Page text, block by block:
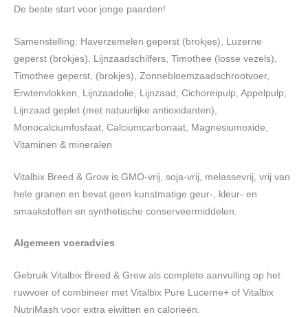
De beste start voor jonge paarden!
Samenstelling: Haverzemelen geperst (brokjes), Luzerne
geperst (brokjes), Lijnzaadschilfers, Timothee (losse vezels),
Timothee geperst, (brokjes), Zonnebloemzaadschrootvoer,
Erwtenvlokken, Lijnzaadolie, Lijnzaad, Cichoreipulp, Appelpulp,
Lijnzaad geplet (met natuurlijke antioxidanten),
Monocalciumfosfaat, Calciumcarbonaat, Magnesiumoxide,
Vitaminen & mineralen
Vitalbix Breed & Grow is GMO-vrij, soja-vrij, melassevrij, vrij van
hele granen en bevat geen kunstmatige geur-, kleur- en
smaakstoffen en synthetische conserveermiddelen.
Algemeen voeradvies
Gebruik Vitalbix Breed & Grow als complete aanvulling op het
ruwvoer of combineer met Vitalbix Pure Lucerne+ of Vitalbix
NutriMash voor extra eiwitten en calorieën.